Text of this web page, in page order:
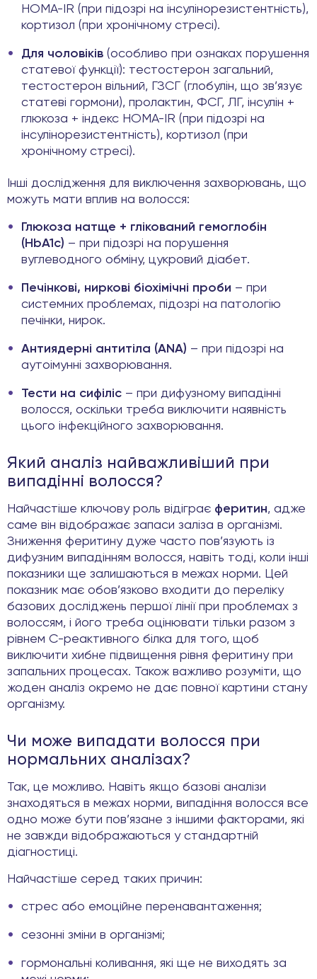
HOMA-IR (при підозрі на інсулінорезистентність),
кортизол (при хронічному стресі).
Для чоловіків (особливо при ознаках порушення
статевої функції): тестостерон загальний,
тестостерон вільний, ГЗСГ (глобулін, що зв’язує
статеві гормони), пролактин, ФСГ, ЛГ, інсулін +
глюкоза + індекс HOMA-IR (при підозрі на
інсулінорезистентність), кортизол (при
хронічному стресі).
Інші дослідження для виключення захворювань, що
можуть мати вплив на волосся:
Глюкоза натще + глікований гемоглобін
(HbA1c) – при підозрі на порушення
вуглеводного обміну, цукровий діабет.
Печінкові, ниркові біохімічні проби – при
системних проблемах, підозрі на патологію
печінки, нирок.
Антиядерні антитіла (ANA) – при підозрі на
аутоімунні захворювання.
Тести на сифіліс – при дифузному випадінні
волосся, оскільки треба виключити наявність
цього інфекційного захворювання.
Який аналіз найважливіший при
випадінні волосся?
Найчастіше ключову роль відіграє феритин, адже
саме він відображає запаси заліза в організмі.
Зниження феритину дуже часто пов’язують із
дифузним випадінням волосся, навіть тоді, коли інші
показники ще залишаються в межах норми. Цей
показник має обов’язково входити до переліку
базових досліджень першої лінії при проблемах з
волоссям, і його треба оцінювати тільки разом з
рівнем С-реактивного білка для того, щоб
виключити хибне підвищення рівня феритину при
запальних процесах. Також важливо розуміти, що
жоден аналіз окремо не дає повної картини стану
організму.
Чи може випадати волосся при
нормальних аналізах?
Так, це можливо. Навіть якщо базові аналізи
знаходяться в межах норми, випадіння волосся все
одно може бути пов’язане з іншими факторами, які
не завжди відображаються у стандартній
діагностиці.
Найчастіше серед таких причин:
стрес або емоційне перенавантаження;
сезонні зміни в організмі;
гормональні коливання, які ще не виходять за